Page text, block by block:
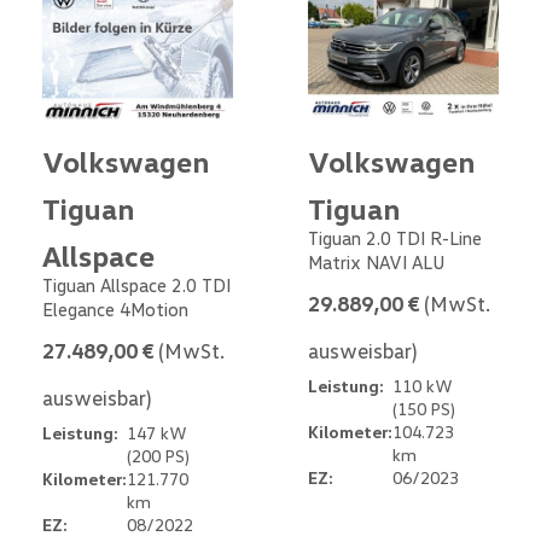
Volkswagen
Tiguan
Allspace
Tiguan Allspace 2.0 TDI
Elegance 4Motion
27.489,00 € (MwSt.
ausweisbar)
Leistung: 147 kW
(200 PS)
Kilometer:121.770
km
EZ:
08/2022
Volkswagen
Tiguan
Tiguan 2.0 TDI R-Line
Matrix NAVI ALU
29.889,00 € (MwSt.
ausweisbar)
Leistung: 110 kW
(150 PS)
Kilometer:104.723
km
EZ:
06/2023